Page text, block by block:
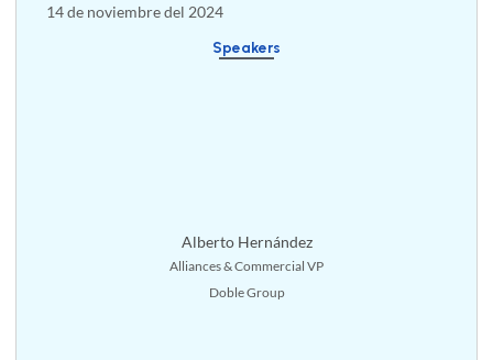
14 de noviembre del 2024
Speakers
Alberto Hernández
Alliances & Commercial VP
Doble Group